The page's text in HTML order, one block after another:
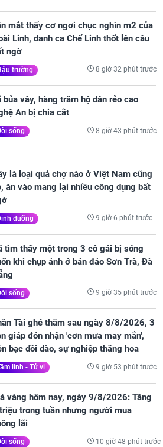
mắt thấy cơ ngơi chục nghìn m2 của
Linh, danh ca Chế Linh thốt lên câu
ngờ
trường 8 giờ 32 phút trước
bủa vây, hàng trăm hộ dân rẻo cao
An bị chia cắt
sống 8 giờ 43 phút trước
là loại quả chợ nào ở Việt Nam cũng
ăn vào mang lại nhiều công dụng bất
dưỡng 9 giờ 6 phút trước
tìm thấy một trong 3 cô gái bị sóng
khi chụp ảnh ở bán đảo Sơn Trà, Đà
sống 9 giờ 35 phút trước
Tài ghé thăm sau ngày 8/8/2026, 3
giáp đón nhận 'cơn mưa may mắn',
bạc dồi dào, sự nghiệp thăng hoa
linh - Tử vi 9 giờ 53 phút trước
vàng hôm nay, ngày 9/8/2026: Tăng
trong tuần nhưng người mua
lãi
sống 10 giờ 48 phút trước